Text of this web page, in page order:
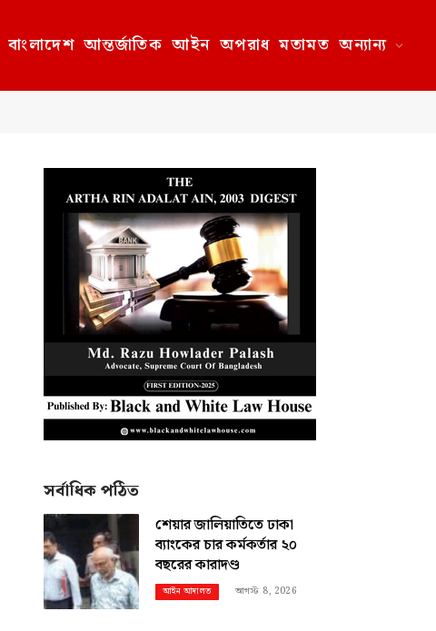
বাংলাদেশ আন্তর্জাতিক আইন অপরাধ মতামত অন্যান্য
সর্বাধিক পঠিত
শেয়ার জালিয়াতিতে ঢাকা
ব্যাংকের চার কর্মকর্তার ২০
বছরের কারাদণ্ড
আইন আদালত আগস্ট 8, 2026